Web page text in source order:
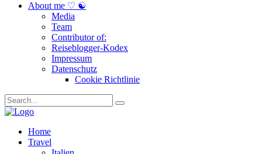
About me ♡ ☯
Media
Team
Contributor of:
Reiseblogger-Kodex
Impressum
Datenschutz
Cookie Richtlinie
Home
Travel